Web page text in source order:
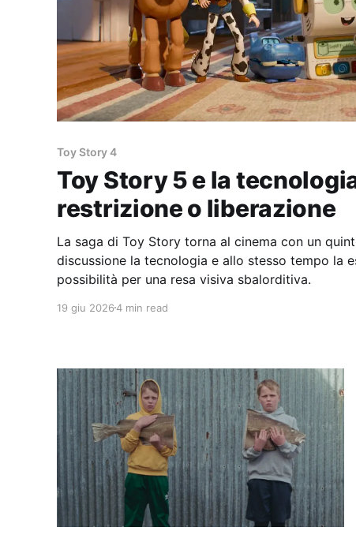
Toy Story 4
Toy Story 5 e la
restrizione o liberazione
La saga di Toy Story torna al cinema con un
discussione la tecnologia e allo stesso tempo la
possibilità per una resa visiva sbalorditiva.
19 giu 20264 min read